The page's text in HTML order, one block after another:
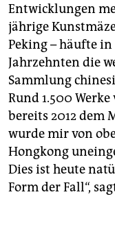
Entwicklungen
jährige
Peking – häufte
Jahrzehnten die
Sammlung
Rund 1.500
bereits 2012 dem
wurde mir von
Hongkong
Dies ist heute
Form der Fall“,